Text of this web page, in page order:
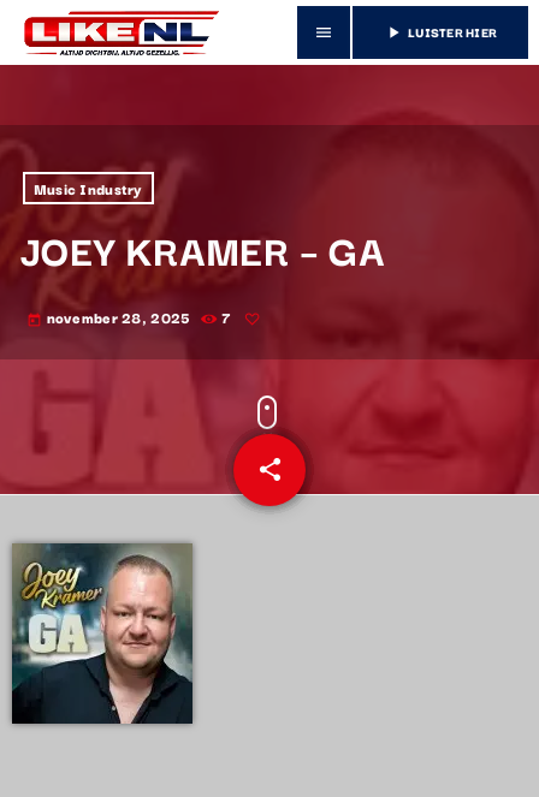
menu play_arrow LUISTER HIER
Music Industry
JOEY KRAMER – GA
today november 28, 2025 7
share
email